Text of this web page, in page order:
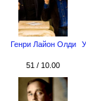
Генри Лайон Олди
51 / 10.00